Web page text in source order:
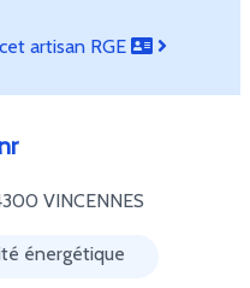
artisan RGE
VINCENNES
énergétique